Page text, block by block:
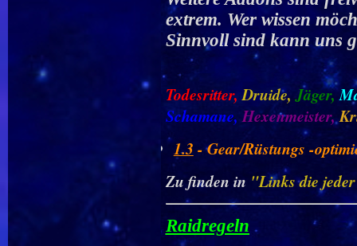
extrem. Wer wissen
Sinnvoll sind kann uns
Todesritter, Druide, Jäger,
Schamane, Hexenmeister,
1.3 - Gear/Rüstungs -
Zu finden in "Links die
Raidregeln